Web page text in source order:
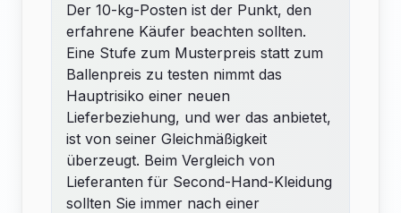
Der 10-kg-Posten ist der Punkt, den
erfahrene Käufer beachten sollten.
Eine Stufe zum Musterpreis statt zum
Ballenpreis zu testen nimmt das
Hauptrisiko einer neuen
Lieferbeziehung, und wer das anbietet,
ist von seiner Gleichmäßigkeit
überzeugt. Beim Vergleich von
Lieferanten für Second-Hand-Kleidung
sollten Sie immer nach einer